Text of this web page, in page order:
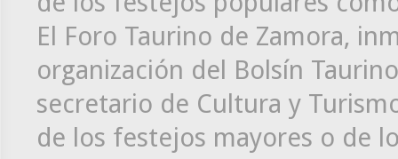
El Foro Taurino de Zamora,
organización del Bolsín
secretario de Cultura y
de los festejos mayores o de